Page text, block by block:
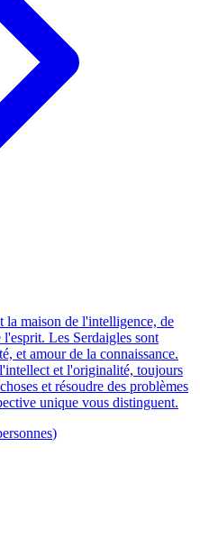
la maison de l'intelligence, de
l'esprit. Les Serdaigles sont
et amour de la connaissance.
et l'originalité, toujours
et résoudre des problèmes
unique vous distinguent.
)